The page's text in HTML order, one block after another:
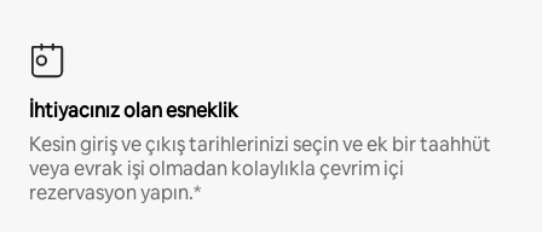
İhtiyacınız olan esneklik
Kesin giriş ve çıkış tarihlerinizi seçin ve ek bir taahhüt
veya evrak işi olmadan kolaylıkla çevrim içi
rezervasyon yapın.*